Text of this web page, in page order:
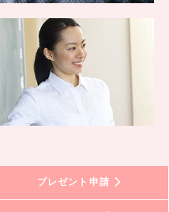
プレゼント申請